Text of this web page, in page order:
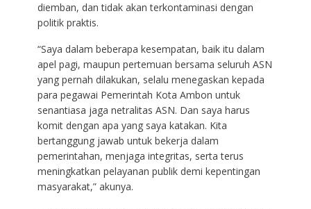
diemban, dan tidak akan terkontaminasi dengan
politik praktis.
“Saya dalam beberapa kesempatan, baik itu dalam
apel pagi, maupun pertemuan bersama seluruh ASN
yang pernah dilakukan, selalu menegaskan kepada
para pegawai Pemerintah Kota Ambon untuk
senantiasa jaga netralitas ASN. Dan saya harus
komit dengan apa yang saya katakan. Kita
bertanggung jawab untuk bekerja dalam
pemerintahan, menjaga integritas, serta terus
meningkatkan pelayanan publik demi kepentingan
masyarakat,” akunya.